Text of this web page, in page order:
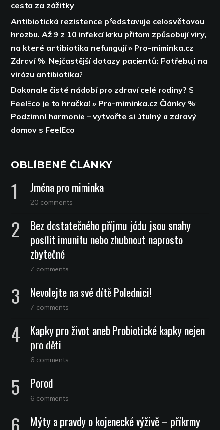
cesta za zážitky
Antibiotická rezistence představuje celosvětovou
hrozbu. Až 9 z 10 infekcí krku přitom způsobují viry,
na které antibiotika nefungují » Pro-miminka.cz
Zdraví %: Nejčastější dotazy pacientů: Potřebuji na
virózu antibiotika?
Dokonale čisté nádobí pro zdraví celé rodiny? S
FeelEco je to hračka! » Pro-miminka.cz Články %:
Podzimní harmonie – vytvořte si útulný a zdravý
domov s FeelEco
OBLÍBENÉ ČLÁNKY
Jména pro miminka
20 comments
Bez dostatečného příjmu jódu jsou snahy
posílit imunitu nebo zhubnout naprosto
zbytečné
7 comments
Nevolejte na své dítě Polednici!
7 comments
Kapky pro život aneb Probiotické kapky nejen
pro děti
6 comments
Porod
6 comments
Mýty a pravdy o kojenecké výživě – příkrmy